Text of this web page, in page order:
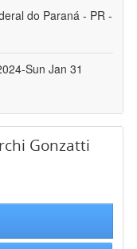
do Paraná - PR -
Sun Jan 31
Gonzatti